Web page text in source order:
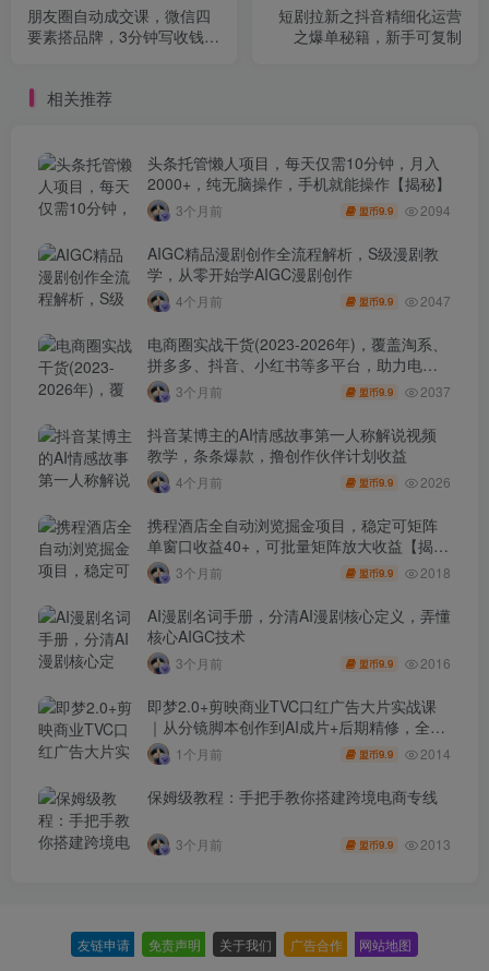
朋友圈自动成交课，微信四
要素搭品牌，3分钟写收钱文
短剧拉新之抖音精细化运营
之爆单秘籍，新手可复制
相关推荐
头条托管懒人项目，每天仅需10分钟，月入
2000+，纯无脑操作，手机就能操作【揭秘】
3个月前 盟币9.9 2094
AIGC精品漫剧创作全流程解析，S级漫剧教
学，从零开始学AIGC漫剧创作
4个月前 盟币9.9 2047
电商圈实战干货(2023-2026年)，覆盖淘系、
拼多多、抖音、小红书等多平台，助力电商
人避开坑、提效率、稳盈利(更新4月)
3个月前 盟币9.9 2037
抖音某博主的AI情感故事第一人称解说视频
教学，条条爆款，撸创作伙伴计划收益
4个月前 盟币9.9 2026
携程酒店全自动浏览掘金项目，稳定可矩阵
单窗口收益40+，可批量矩阵放大收益【揭
秘】3个月前 盟币9.9 2018
AI漫剧名词手册，分清AI漫剧核心定义，弄懂
核心AIGC技术
3个月前 盟币9.9 2016
即梦2.0+剪映商业TVC口红广告大片实战课
｜从分镜脚本创作到AI成片+后期精修，全流
程打造品牌级产品广告
1个月前 盟币9.9 2014
保姆级教程：手把手教你搭建跨境电商专线
3个月前 盟币9.9 2013
友链申请 免责声明 关于我们 广告合作 网站地图